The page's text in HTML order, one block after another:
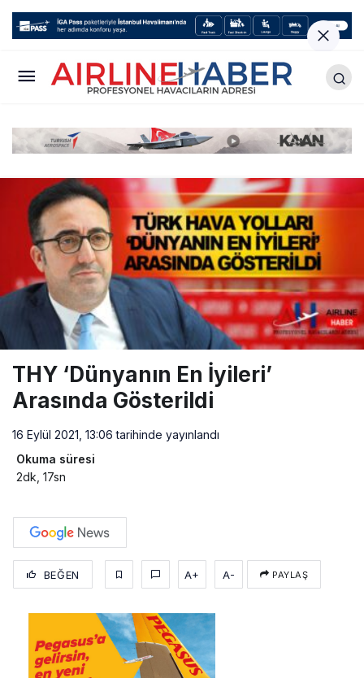
THY ‘Dünyanın En İyileri’
Arasında Gösterildi
16 Eylül 2021, 13:06 tarihinde yayınlandı
Okuma süresi
2dk, 17sn
BEĞEN A+ A- PAYLAŞ